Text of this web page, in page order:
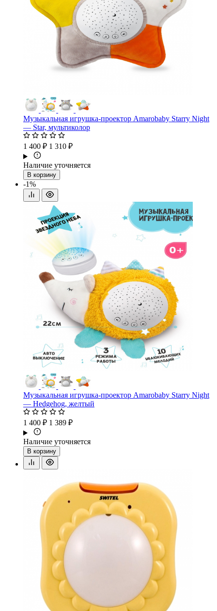
Музыкальная игрушка-проектор Amarobaby Starry Night
— Star, мультиколор
1 400 ₽ 1 310 ₽
Наличие уточняется
В корзину
-1%
Музыкальная игрушка-проектор Amarobaby Starry Night
— Hedgehog, желтый
1 400 ₽ 1 389 ₽
Наличие уточняется
В корзину